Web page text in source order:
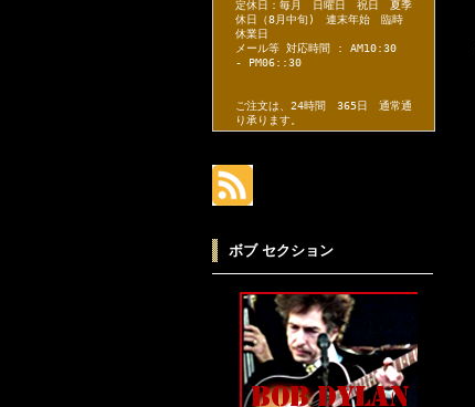
定休日：毎月 日曜日 祝日 夏季
休日（8月中旬) 連末年始 臨時
休業日
メール等 対応時間 : AM10:30
- PM06::30
ご注文は、24時間 365日 通常通
り承ります。
ボブ セクション